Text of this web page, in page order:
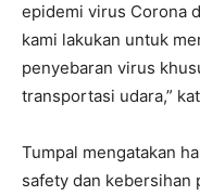
epidemi virus Corona
kami lakukan untuk
penyebaran virus
transportasi udara,”
Tumpal mengatakan
safety dan kebersihan